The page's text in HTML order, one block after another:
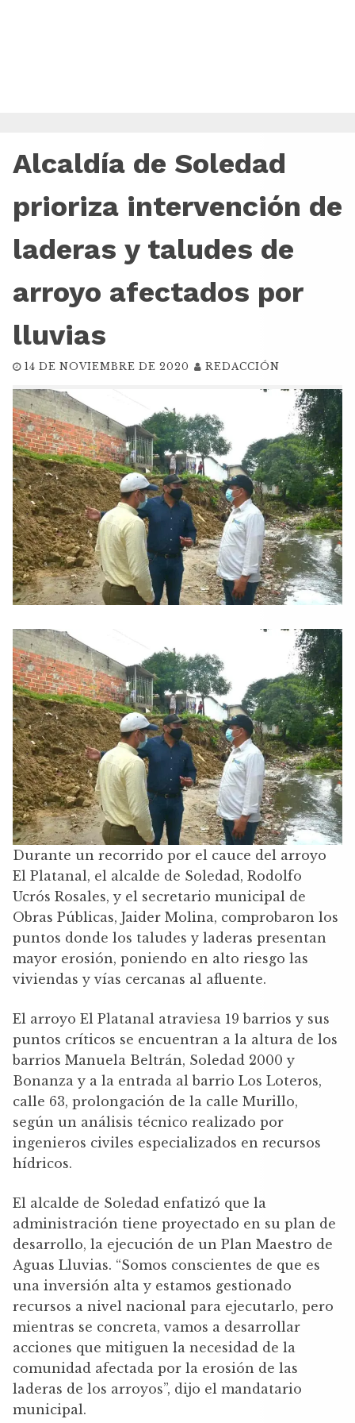
Alcaldía de Soledad
prioriza intervención de
laderas y taludes de
arroyo afectados por
lluvias
14 DE NOVIEMBRE DE 2020 REDACCIÓN
Durante un recorrido por el cauce del arroyo
El Platanal, el alcalde de Soledad, Rodolfo
Ucrós Rosales, y el secretario municipal de
Obras Públicas, Jaider Molina, comprobaron los
puntos donde los taludes y laderas presentan
mayor erosión, poniendo en alto riesgo las
viviendas y vías cercanas al afluente.
El arroyo El Platanal atraviesa 19 barrios y sus
puntos críticos se encuentran a la altura de los
barrios Manuela Beltrán, Soledad 2000 y
Bonanza y a la entrada al barrio Los Loteros,
calle 63, prolongación de la calle Murillo,
según un análisis técnico realizado por
ingenieros civiles especializados en recursos
hídricos.
El alcalde de Soledad enfatizó que la
administración tiene proyectado en su plan de
desarrollo, la ejecución de un Plan Maestro de
Aguas Lluvias. “Somos conscientes de que es
una inversión alta y estamos gestionado
recursos a nivel nacional para ejecutarlo, pero
mientras se concreta, vamos a desarrollar
acciones que mitiguen la necesidad de la
comunidad afectada por la erosión de las
laderas de los arroyos”, dijo el mandatario
municipal.